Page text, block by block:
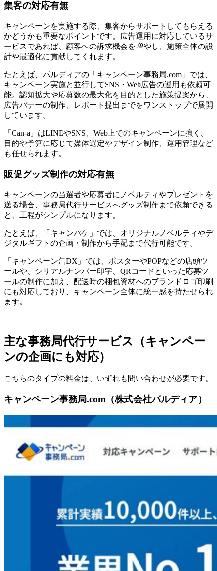
集客の対応有無
キャンペーンを実施する際、集客からサポートしてもらえる
かどうかも重要なポイントです。広告運用に対応しているサ
ービスであれば、顧客への訴求機会を増やし、施策全体の設
計や最適化に貢献してくれます。
たとえば、パルディアの「キャンペーン事務局.com」では、
キャンペーン実施と並行してSNS・Web広告の運用も依頼可
能。認知拡大や応募数の最大化を目的とした施策提案から、
広告バナーの制作、レポート提出までをワンストップで展開
しています。
「Can-a」はLINEやSNS、Web上でのキャンペーンに強く、
目的や予算に応じて媒体選定やデザイン制作、運用管理など
も任せられます。
販促グッズ制作の対応有無
キャンペーンの当選者や応募者にノベルティやプレゼントを
送る場合、事務局代行サービスへグッズ制作まで依頼できる
と、工程がシンプルになります。
たとえば、「キャンパケ」では、オリジナルノベルティやデ
ジタルギフトの企画・制作から手配まで代行可能です。
「キャンペーン缶DX」では、ポスターやPOPなどの店頭ツ
ールや、シリアルナンバー印字、QRコードといった応募ツ
ールの制作に加え、配送時の梱包資材へのブランドロゴ印刷
にも対応しており、キャンペーン全体に統一感を持たせられ
ます。
主な事務局代行サービス（キャンペー
ンの企画にも対応）
こちらのタイプの料金は、いずれも問い合わせが必要です。
キャンペーン事務局.com（株式会社パルディア）